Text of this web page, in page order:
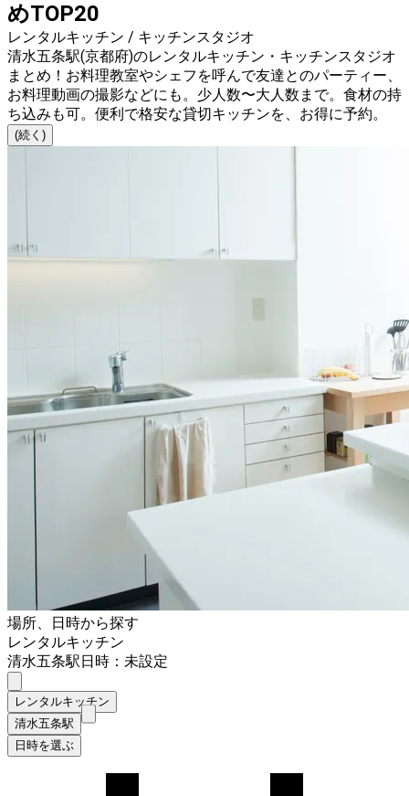
めTOP20
レンタルキッチン / キッチンスタジオ
清水五条駅(京都府)のレンタルキッチン・キッチンスタジオ
まとめ！お料理教室やシェフを呼んで友達とのパーティー、
お料理動画の撮影などにも。少人数〜大人数まで。食材の持
ち込みも可。便利で格安な貸切キッチンを、お得に予約。
(続く)
場所、日時から探す
レンタルキッチン
清水五条駅日時：未設定
レンタルキッチン
清水五条駅
日時を選ぶ